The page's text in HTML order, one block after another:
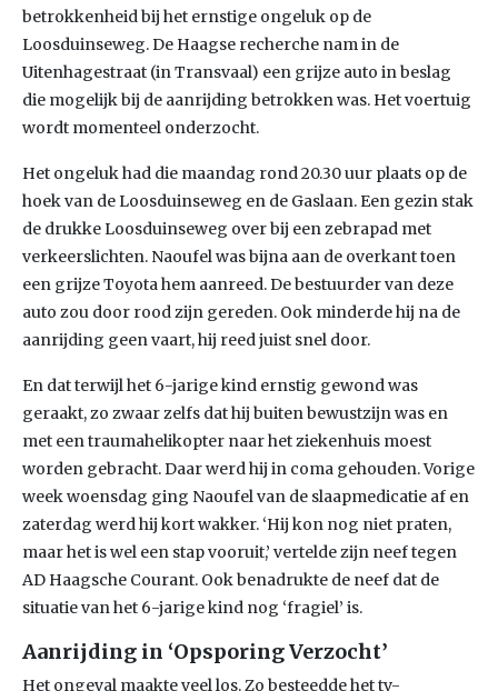
betrokkenheid bij het ernstige ongeluk op de
Loosduinseweg. De Haagse recherche nam in de
Uitenhagestraat (in Transvaal) een grijze auto in beslag
die mogelijk bij de aanrijding betrokken was. Het voertuig
wordt momenteel onderzocht.
Het ongeluk had die maandag rond 20.30 uur plaats op de
hoek van de Loosduinseweg en de Gaslaan. Een gezin stak
de drukke Loosduinseweg over bij een zebrapad met
verkeerslichten. Naoufel was bijna aan de overkant toen
een grijze Toyota hem aanreed. De bestuurder van deze
auto zou door rood zijn gereden. Ook minderde hij na de
aanrijding geen vaart, hij reed juist snel door.
En dat terwijl het 6-jarige kind ernstig gewond was
geraakt, zo zwaar zelfs dat hij buiten bewustzijn was en
met een traumahelikopter naar het ziekenhuis moest
worden gebracht. Daar werd hij in coma gehouden. Vorige
week woensdag ging Naoufel van de slaapmedicatie af en
zaterdag werd hij kort wakker. ‘Hij kon nog niet praten,
maar het is wel een stap vooruit,’ vertelde zijn neef tegen
AD Haagsche Courant. Ook benadrukte de neef dat de
situatie van het 6-jarige kind nog ‘fragiel’ is.
Aanrijding in ‘Opsporing Verzocht’
Het ongeval maakte veel los. Zo besteedde het tv-